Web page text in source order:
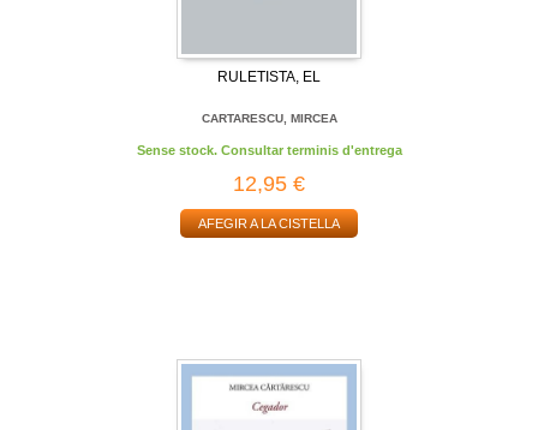
RULETISTA, EL
CARTARESCU, MIRCEA
Sense stock. Consultar terminis d'entrega
12,95 €
AFEGIR A LA CISTELLA